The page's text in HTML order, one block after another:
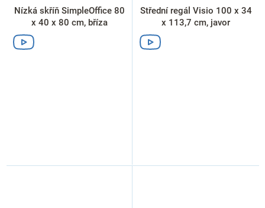
Nízká skříň SimpleOffice 80
x 40 x 80 cm, bříza
Střední regál Visio 100 x 34
x 113,7 cm, javor